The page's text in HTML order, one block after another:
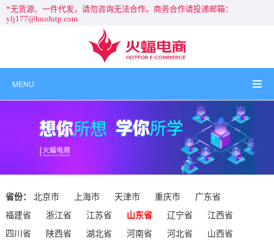
*无货源、一件代发，请勿咨询无法合作。商务合作请投递邮箱：
ylj177@huofutp.com
MENU
省份： 北京市 上海市 天津市 重庆市
广东省
福建省
浙江省 江苏省 山东省 辽宁省
江西省
四川省
陕西省 湖北省 河南省 河北省
山西省